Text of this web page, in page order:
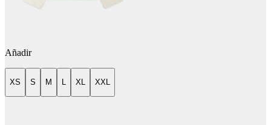
Añadir
XS S M L XL XXL